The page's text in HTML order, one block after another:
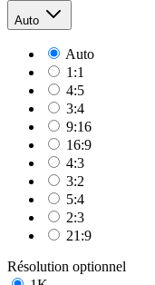
Auto
Auto
1:1
4:5
3:4
9:16
16:9
4:3
3:2
5:4
2:3
21:9
Résolution optionnel